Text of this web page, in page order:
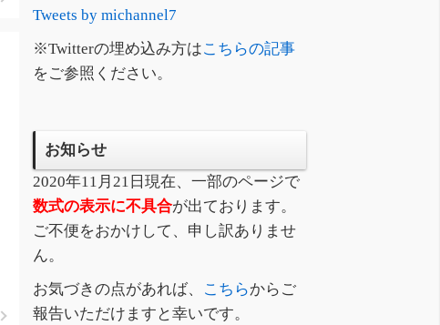
Tweets by michannel7
※Twitterの埋め込み方はこちらの記事
をご参照ください。
お知らせ
2020年11月21日現在、一部のページで
数式の表示に不具合が出ております。
ご不便をおかけして、申し訳ありませ
ん。
お気づきの点があれば、
こちらからご
報告いただけますと幸いです。